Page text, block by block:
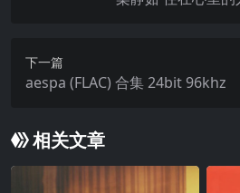
下一篇
aespa (FLAC) 合集 24bit 96khz
相关文章